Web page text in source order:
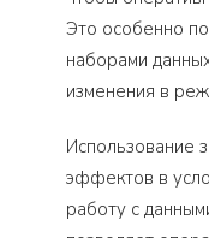
Это особенно
наборами
изменения в
Использование
эффектов в
работу с